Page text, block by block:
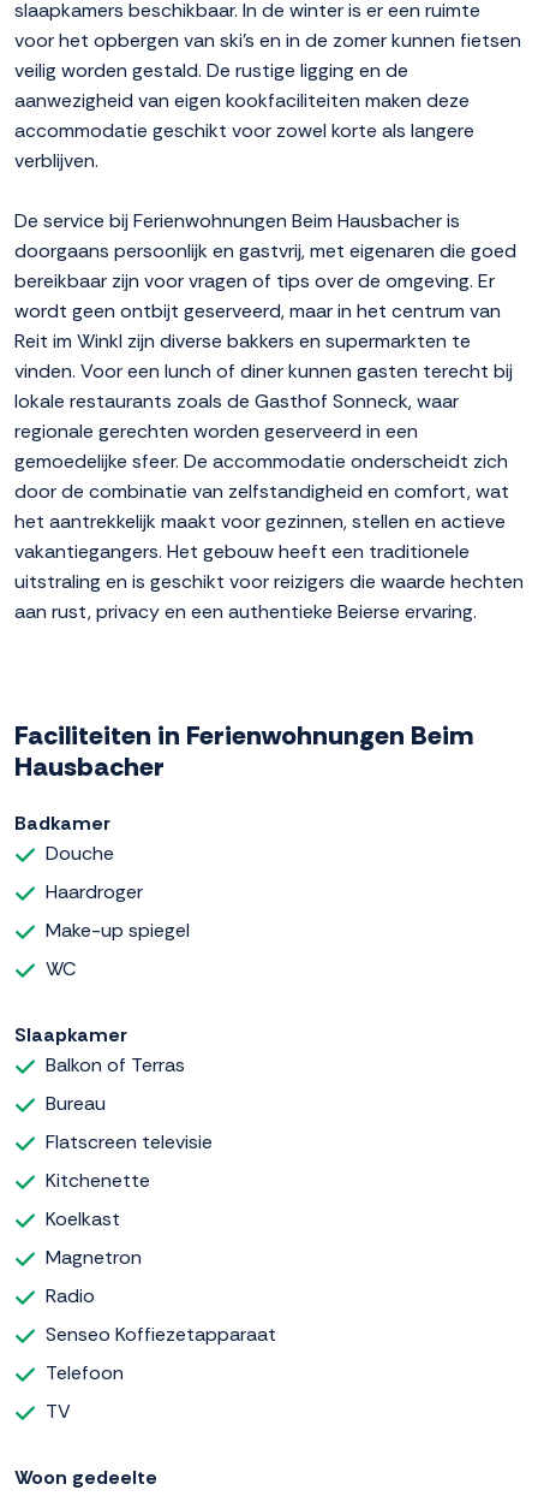
slaapkamers beschikbaar. In de winter is er een ruimte
voor het opbergen van ski's en in de zomer kunnen fietsen
veilig worden gestald. De rustige ligging en de
aanwezigheid van eigen kookfaciliteiten maken deze
accommodatie geschikt voor zowel korte als langere
verblijven.
De service bij Ferienwohnungen Beim Hausbacher is
doorgaans persoonlijk en gastvrij, met eigenaren die goed
bereikbaar zijn voor vragen of tips over de omgeving. Er
wordt geen ontbijt geserveerd, maar in het centrum van
Reit im Winkl zijn diverse bakkers en supermarkten te
vinden. Voor een lunch of diner kunnen gasten terecht bij
lokale restaurants zoals de Gasthof Sonneck, waar
regionale gerechten worden geserveerd in een
gemoedelijke sfeer. De accommodatie onderscheidt zich
door de combinatie van zelfstandigheid en comfort, wat
het aantrekkelijk maakt voor gezinnen, stellen en actieve
vakantiegangers. Het gebouw heeft een traditionele
uitstraling en is geschikt voor reizigers die waarde hechten
aan rust, privacy en een authentieke Beierse ervaring.
Faciliteiten in Ferienwohnungen Beim
Hausbacher
Badkamer
Douche
Haardroger
Make-up spiegel
WC
Slaapkamer
Balkon of Terras
Bureau
Flatscreen televisie
Kitchenette
Koelkast
Magnetron
Radio
Senseo Koffiezetapparaat
Telefoon
TV
Woon gedeelte